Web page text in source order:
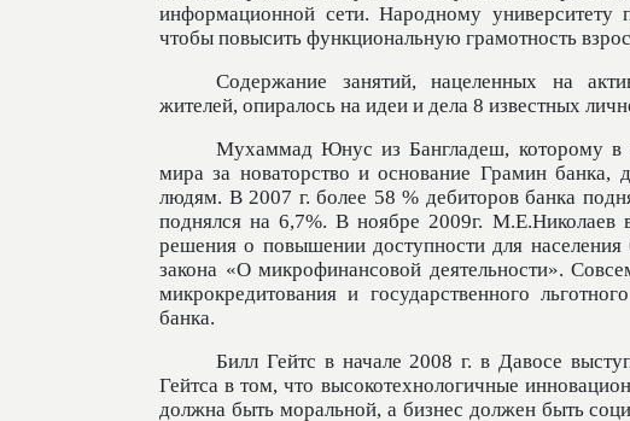
информационной сети. Народному университету
чтобы повысить функциональную грамотность
Содержание занятий, нацеленных на
жителей, опиралось на идеи и дела 8 известных
Мухаммад Юнус из Бангладеш, которому в
мира за новаторство и основание Грамин
людям. В 2007 г. более 58 % дебиторов банка
поднялся на 6,7%. В ноябре 2009г. М.Е.Николаев
решения о повышении доступности для населения
закона «О микрофинансовой деятельности».
микрокредитования и государственного
банка.
Билл Гейтс в начале 2008 г. в Давосе
Гейтса в том, что высокотехнологичные
должна быть моральной, а бизнес должен быть